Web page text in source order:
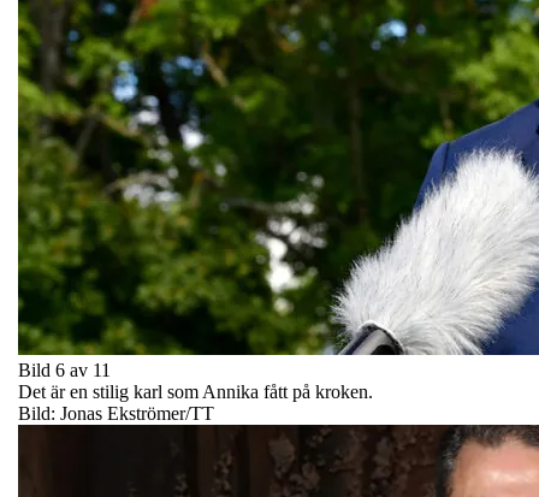
Bild 6 av 11
Det är en stilig karl som Annika fått på kroken.
Bild: Jonas Ekströmer/TT